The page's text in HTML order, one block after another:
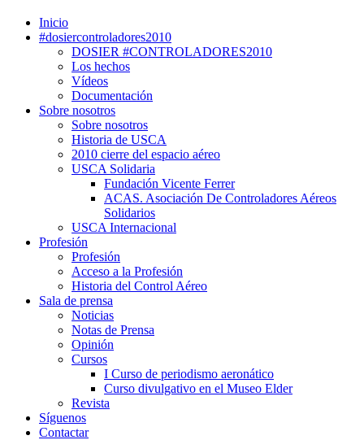
Inicio
#dosiercontroladores2010
DOSIER #CONTROLADORES2010
Los hechos
Vídeos
Documentación
Sobre nosotros
Sobre nosotros
Historia de USCA
2010 cierre del espacio aéreo
USCA Solidaria
Fundación Vicente Ferrer
ACAS. Asociación De Controladores Aéreos
Solidarios
USCA Internacional
Profesión
Profesión
Acceso a la Profesión
Historia del Control Aéreo
Sala de prensa
Noticias
Notas de Prensa
Opinión
Cursos
I Curso de periodismo aeronático
Curso divulgativo en el Museo Elder
Revista
Síguenos
Contactar